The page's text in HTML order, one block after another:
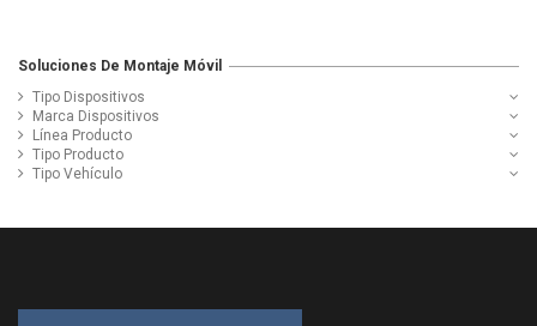
Soluciones De Montaje Móvil
Tipo Dispositivos
Marca Dispositivos
Línea Producto
Tipo Producto
Tipo Vehículo